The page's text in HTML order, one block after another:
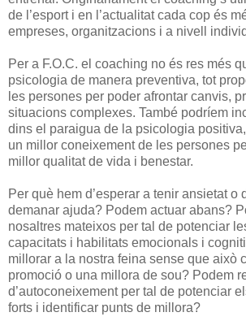
de l’esport i en l’actualitat cada cop és
empreses, organitzacions i a nivell
Per a F.O.C. el coaching no és res més
psicologia de manera preventiva, tot
les persones per poder afrontar canvis,
situacions complexes. També podríem
dins el paraigua de la psicologia
un millor coneixement de les persones
millor qualitat de vida i benestar.
Per què hem d’esperar a tenir ansietat o
demanar ajuda? Podem actuar abans?
nosaltres mateixos per tal de potenciar
capacitats i habilitats emocionals i
millorar a la nostra feina sense que això
promoció o una millora de sou? Podem
d’autoconeixement per tal de potenciar
forts i identificar punts de millora?